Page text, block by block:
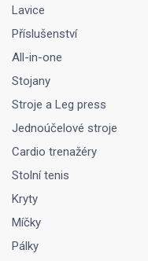
Lavice
Příslušenství
All-in-one
Stojany
Stroje a Leg press
Jednoúčelové stroje
Cardio trenažéry
Stolní tenis
Kryty
Míčky
Pálky